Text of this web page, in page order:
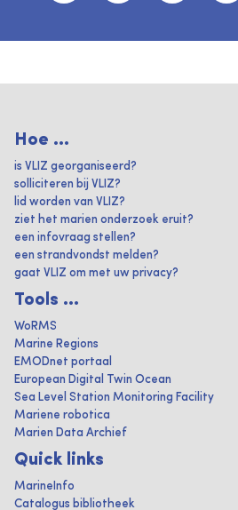
Hoe ...
is VLIZ georganiseerd?
solliciteren bij VLIZ?
lid worden van VLIZ?
ziet het marien onderzoek eruit?
een infovraag stellen?
een strandvondst melden?
gaat VLIZ om met uw privacy?
Tools ...
WoRMS
Marine Regions
EMODnet portaal
European Digital Twin Ocean
Sea Level Station Monitoring Facility
Mariene robotica
Marien Data Archief
Quick links
MarineInfo
Catalogus bibliotheek